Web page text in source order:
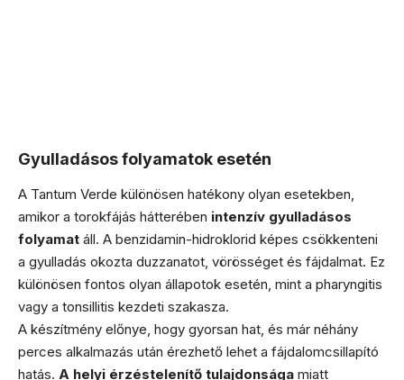
Gyulladásos folyamatok esetén
A Tantum Verde különösen hatékony olyan esetekben,
amikor a torokfájás hátterében intenzív gyulladásos
folyamat áll. A benzidamin-hidroklorid képes csökkenteni
a gyulladás okozta duzzanatot, vörösséget és fájdalmat. Ez
különösen fontos olyan állapotok esetén, mint a pharyngitis
vagy a tonsillitis kezdeti szakasza.
A készítmény előnye, hogy gyorsan hat, és már néhány
perces alkalmazás után érezhető lehet a fájdalomcsillapító
hatás. A helyi érzéstelenítő tulajdonsága miatt